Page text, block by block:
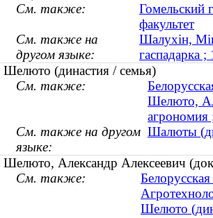
См. также:
Гомельский
факультет
См. также на
другом языке:
Шалухін,
гаспадарка
Шелюто (династия / семья)
См. также:
Шелюто,
См. также на другом
языке:
Шалюты
Шелюто, Александр Алексеевич
См. также:
Шелюто